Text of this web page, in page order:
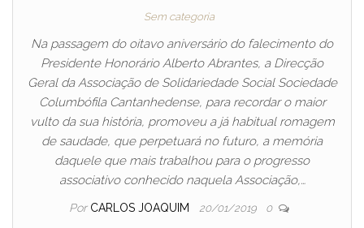
Sem categoria
Na passagem do oitavo aniversário do falecimento do
Presidente Honorário Alberto Abrantes, a Direcção
Geral da Associação de Solidariedade Social Sociedade
Columbófila Cantanhedense, para recordar o maior
vulto da sua história, promoveu a já habitual romagem
de saudade, que perpetuará no futuro, a memória
daquele que mais trabalhou para o progresso
associativo conhecido naquela Associação,…
Por CARLOS JOAQUIM 20/01/2019 0